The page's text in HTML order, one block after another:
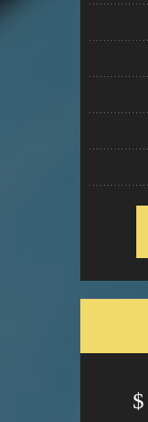
$